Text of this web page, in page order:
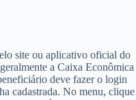
site ou aplicativo oficial do
a Caixa Econômica
deve fazer o login
cadastrada. No menu, clique